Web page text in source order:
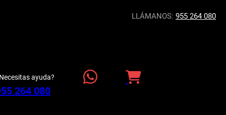
LLÁMANOS: 955 264 080
ayuda?
264 080